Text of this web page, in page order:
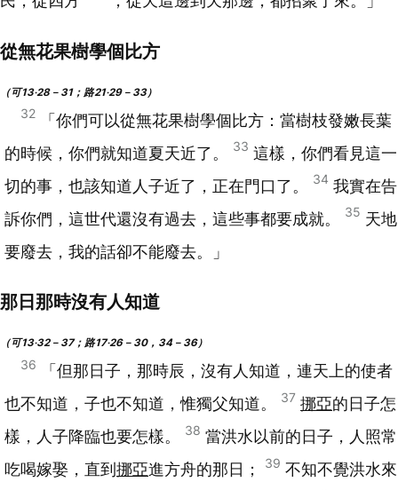
從無花果樹學個比方
（可13‧28－31；路21‧29－33）
32
「你們可以從無花果樹學個比方：當樹枝發嫩長葉
的時候，你們就知道夏天近了。
33 這樣，你們看見這一
切的事，也該知道人子近了，正在門口了。
34 我實在告
訴你們，這世代還沒有過去，這些事都要成就。
35 天地
要廢去，我的話卻不能廢去。」
那日那時沒有人知道
（可13‧32－37；路17‧26－30，34－36）
36
「但那日子，那時辰，沒有人知道，連天上的使者
也不知道，子也不知道，惟獨父知道。
37 挪亞的日子怎
樣，人子降臨也要怎樣。
38 當洪水以前的日子，人照常
吃喝嫁娶，直到 挪亞進方舟的那日； 39 不知不覺洪水來